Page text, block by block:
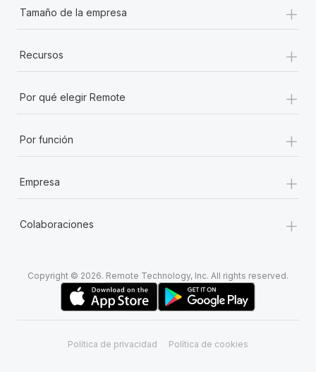
Tamaño de la empresa +
Recursos +
Por qué elegir Remote +
Por función +
Empresa +
Colaboraciones +
Copyright © 2026. Remote Technology, Inc. All rights reserved.
Política de privacidad Política de cookies